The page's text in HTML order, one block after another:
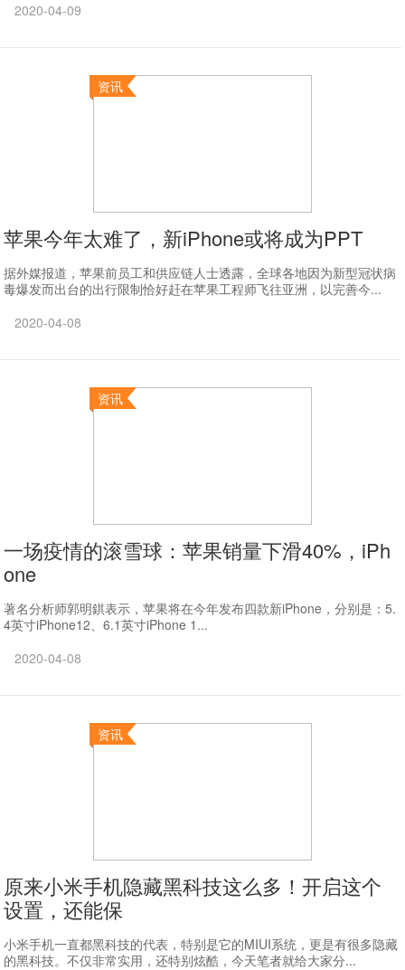
2020-04-09
资讯
苹果今年太难了，新iPhone或将成为PPT
据外媒报道，苹果前员工和供应链人士透露，全球各地因为新型冠状病
毒爆发而出台的出行限制恰好赶在苹果工程师飞往亚洲，以完善今...
2020-04-08
资讯
一场疫情的滚雪球：苹果销量下滑40%，iPh
one
著名分析师郭明錤表示，苹果将在今年发布四款新iPhone，分别是：5.
4英寸iPhone12、6.1英寸iPhone 1...
2020-04-08
资讯
原来小米手机隐藏黑科技这么多！开启这个
设置，还能保
小米手机一直都黑科技的代表，特别是它的MIUI系统，更是有很多隐藏
的黑科技。不仅非常实用，还特别炫酷，今天笔者就给大家分...